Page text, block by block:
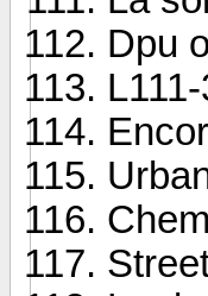
Dpu